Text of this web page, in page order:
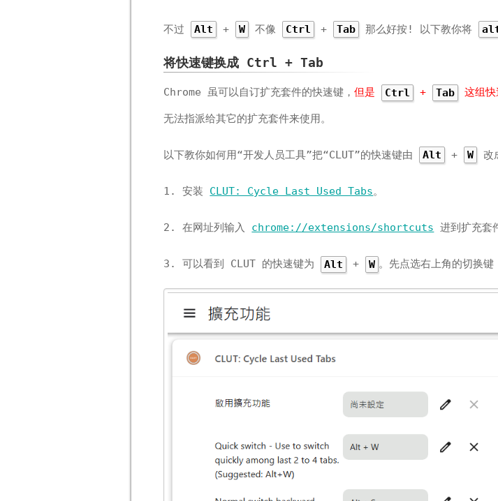
不过 Alt + W 不像 Ctrl + Tab 那么好按! 以下教你将
将快速键换成 Ctrl + Tab
Chrome 虽可以自订扩充套件的快速键，但是 Ctrl + Tab 这组
无法指派给其它的扩充套件来使用。
以下教你如何用“开发人员工具”把“CLUT”的快速键由 Alt + W 改
1. 安装 CLUT: Cycle Last Used Tabs。
2. 在网址列输入 chrome://extensions/shortcuts 进到扩充套
3. 可以看到 CLUT 的快速键为 Alt + W 。先点选右上角的切换